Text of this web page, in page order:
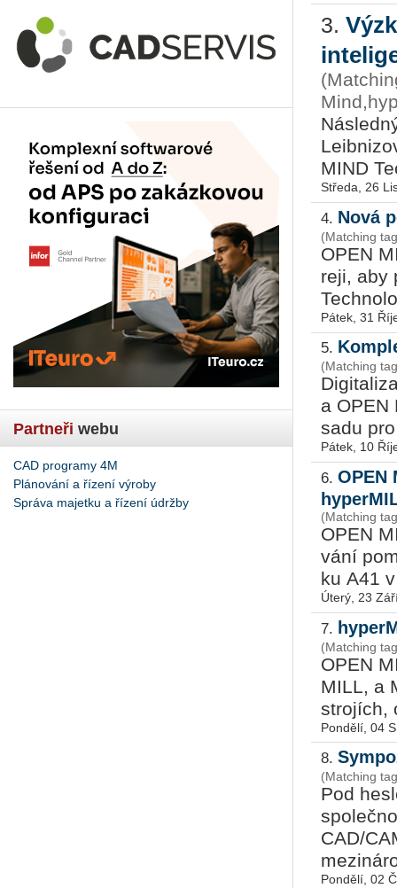
Partneři webu
CAD programy 4M
Plánování a řízení výroby
Správa majetku a řízení údržby
3.
MIND
Středa, 26
4. Nová
(Matching
OPEN
re­ji, aby
Pátek, 31
5.
(Matching
a OPEN
sadu
Pátek, 10
6. OPEN
(Matching
OPEN
vá­ní
ku A41
Úterý, 23
7.
(Matching
OPEN
MILL, a
stro­jích,
Pondělí, 04
8.
(Matching
Pod
CAD/
Pondělí, 02